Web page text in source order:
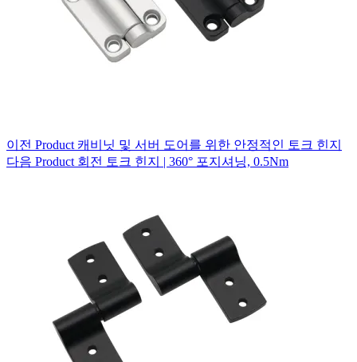
이전 Product 캐비닛 및 서버 도어를 위한 안정적인 토크 힌지
다음 Product 회전 토크 힌지 | 360° 포지셔닝, 0.5Nm